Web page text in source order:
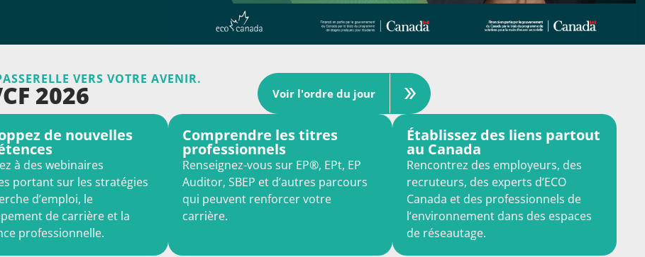
VERS VOTRE AVENIR.
2026 Voir l'ordre du jour
de nouvelles
à des webinaires
portant sur les stratégies
d’emploi, le
de carrière et la
professionnelle.
Comprendre les titres
professionnels
Renseignez-vous sur EP®, EPt, EP
Auditor, SBEP et d’autres parcours
qui peuvent renforcer votre
carrière.
Établissez des liens partout
au Canada
Rencontrez des employeurs, des
recruteurs, des experts d’ECO
Canada et des professionnels de
l’environnement dans des espaces
de réseautage.